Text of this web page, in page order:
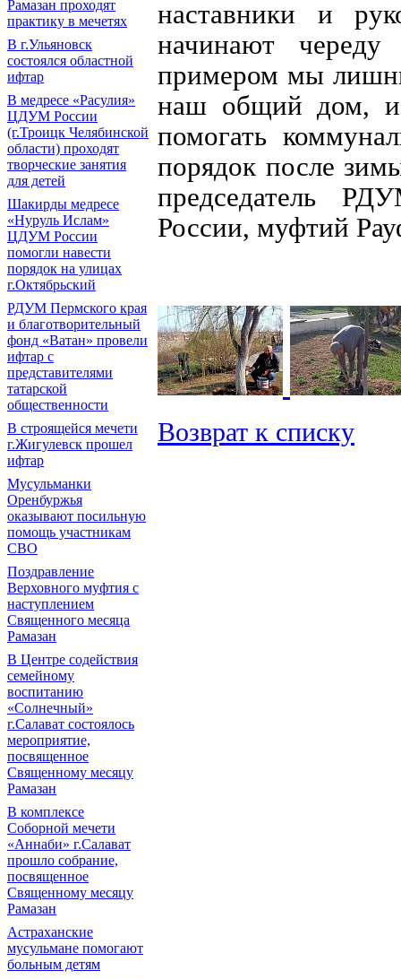
Рамазан проходят
практику в мечетях
В г.Ульяновск
состоялся областной
ифтар
В медресе «Расулия»
ЦДУМ России
(г.Троицк Челябинской
области) проходят
творческие занятия
для детей
Шакирды медресе
«Нуруль Ислам»
ЦДУМ России
помогли навести
порядок на улицах
г.Октябрьский
РДУМ Пермского края
и благотворительный
фонд «Ватан» провели
ифтар с
представителями
татарской
общественности
В строящейся мечети
г.Жигулевск прошел
ифтар
Мусульманки
Оренбуржья
оказывают посильную
помощь участникам
СВО
Поздравление
Верховного муфтия с
наступлением
Священного месяца
Рамазан
В Центре содействия
семейному
воспитанию
«Солнечный»
г.Салават состоялось
мероприятие,
посвященное
Священному месяцу
Рамазан
В комплексе
Соборной мечети
«Аннаби» г.Салават
прошло собрание,
посвященное
Священному месяцу
Рамазан
Астраханские
мусульмане помогают
больным детям
наставники и
начинают
примером мы
наш общий дом, и
помогать
порядок после
председатель
России, муфтий
Возврат к списку